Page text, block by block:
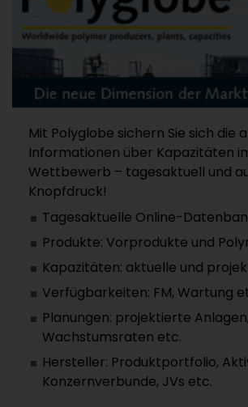
Mit Polyglobe sichern Sie sich die
Informationen über Kapazitäten
Wettbewerb – tagesaktuell und
Knopfdruck!
Tagesaktuelle Online-
Produkte: Vorprodukte und
Kapazitäten: aktuelle und
Verfügbarkeiten: FM, Wartung
Planungen: projektierte
Wachstumsraten etc.
Hersteller: Produktportfolio,
Konzernverbunde, JVs etc.